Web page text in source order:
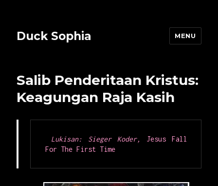
Duck Sophia MENU
Salib Penderitaan Kristus:
Keagungan Raja Kasih
Lukisan: Sieger Koder, Jesus Fall
For The First Time